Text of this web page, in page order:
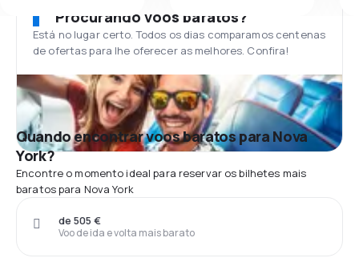
Procurando voos baratos?
Está no lugar certo. Todos os dias comparamos centenas
de ofertas para lhe oferecer as melhores. Confira!
Quando encontrar voos baratos para Nova
York?
Encontre o momento ideal para reservar os bilhetes mais
baratos para Nova York
Voo de ida e volta mais barato
de 505 €